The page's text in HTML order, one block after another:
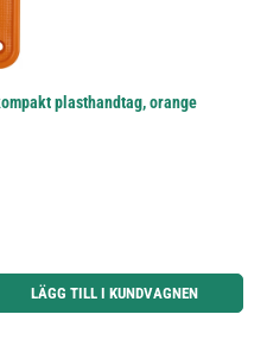
plasthandtag, orange
knapparna för att öka eller minska kvantiteten.
LÄGG TILL I KUNDVAGNEN